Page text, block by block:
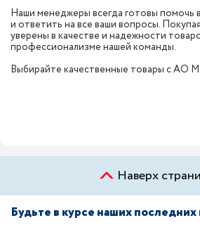
Наши менеджеры всегда готовы помочь
и ответить на все ваши вопросы.
уверены в качестве и надежности
профессионализме нашей команды.
Выбирайте качественные товары с АО
Наверх
Будьте в курсе наших